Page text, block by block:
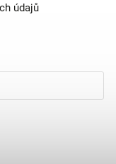
údajů